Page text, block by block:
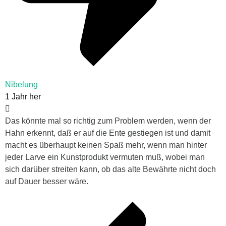
Nibelung
1 Jahr her
Das könnte mal so richtig zum Problem werden, wenn der
Hahn erkennt, daß er auf die Ente gestiegen ist und damit
macht es überhaupt keinen Spaß mehr, wenn man hinter
jeder Larve ein Kunstprodukt vermuten muß, wobei man
sich darüber streiten kann, ob das alte Bewährte nicht doch
auf Dauer besser wäre.